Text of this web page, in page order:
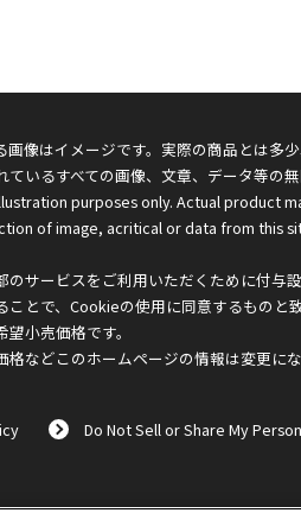
像はイメージです。実際の商品とは多
いるすべての画像、文章、データ等の
purposes only. Actual product
of image, acritical or data from this
サービスをご利用いただくために付与
とで、Cookieの使用に同意するものと
小売価格です。
などこのホームページの情報は変更に
Do Not Sell or Share My